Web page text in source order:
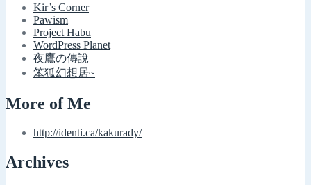
Kir’s Corner
Pawism
Project Habu
WordPress Planet
夜鷹の傳說
笨狐幻想居~
More of Me
http://identi.ca/kakurady/
Archives